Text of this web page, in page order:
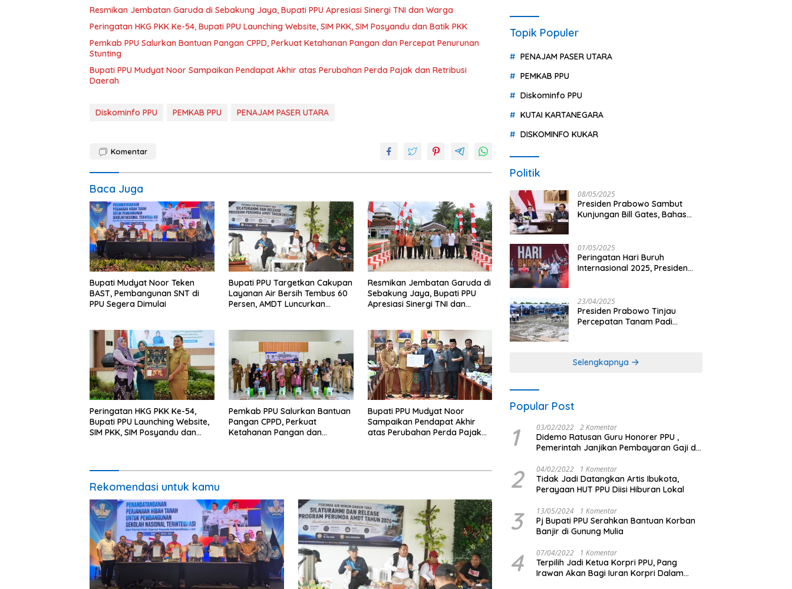
Resmikan Jembatan Garuda di Sebakung Jaya, Bupati PPU Apresiasi Sinergi TNI dan Warga
Peringatan HKG PKK Ke-54, Bupati PPU Launching Website, SIM PKK, SIM Posyandu dan Batik PKK
Pemkab PPU Salurkan Bantuan Pangan CPPD, Perkuat Ketahanan Pangan dan Percepat Penurunan
Stunting
Bupati PPU Mudyat Noor Sampaikan Pendapat Akhir atas Perubahan Perda Pajak dan Retribusi
Daerah
Diskominfo PPU PEMKAB PPU PENAJAM PASER UTARA
Komentar
Baca Juga
Bupati Mudyat Noor Teken
BAST, Pembangunan SNT di
PPU Segera Dimulai
Bupati PPU Targetkan Cakupan
Layanan Air Bersih Tembus 60
Persen, AMDT Luncurkan
Resmikan Jembatan Garuda di
Sebakung Jaya, Bupati PPU
Apresiasi Sinergi TNI dan
Peringatan HKG PKK Ke-54,
Bupati PPU Launching Website,
SIM PKK, SIM Posyandu dan
Pemkab PPU Salurkan Bantuan
Pangan CPPD, Perkuat
Ketahanan Pangan dan
Bupati PPU Mudyat Noor
Sampaikan Pendapat Akhir
atas Perubahan Perda Pajak
Rekomendasi untuk kamu
Topik Populer
PENAJAM PASER UTARA
PEMKAB PPU
Diskominfo PPU
KUTAI KARTANEGARA
DISKOMINFO KUKAR
Politik
08/05/2025
Presiden Prabowo Sambut
Kunjungan Bill Gates, Bahas
Pertanian di Indonesia
01/05/2025
Peringatan Hari Buruh
Internasional 2025, Presiden
23/04/2025
Presiden Prabowo Tinjau
Percepatan Tanam Padi
Selengkapnya
Popular Post
1 03/02/2022 2 Komentar
Didemo Ratusan Guru Honorer PPU ,
Pemerintah Janjikan Pembayaran Gaji di
2 04/02/2022 1 Komentar
Tidak Jadi Datangkan Artis Ibukota,
Perayaan HUT PPU Diisi Hiburan Lokal
3 13/05/2024 1 Komentar
Pj Bupati PPU Serahkan Bantuan Korban
Banjir di Gunung Mulia
4 07/04/2022 1 Komentar
Terpilih Jadi Ketua Korpri PPU, Pang
Irawan Akan Bagi Iuran Korpri Dalam